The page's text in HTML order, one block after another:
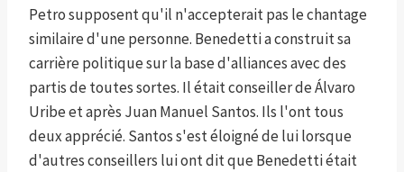
Petro supposent qu'il n'accepterait pas le chantage
similaire d'une personne. Benedetti a construit sa
carrière politique sur la base d'alliances avec des
partis de toutes sortes. Il était conseiller de Álvaro
Uribe et après Juan Manuel Santos. Ils l'ont tous
deux apprécié. Santos s'est éloigné de lui lorsque
d'autres conseillers lui ont dit que Benedetti était